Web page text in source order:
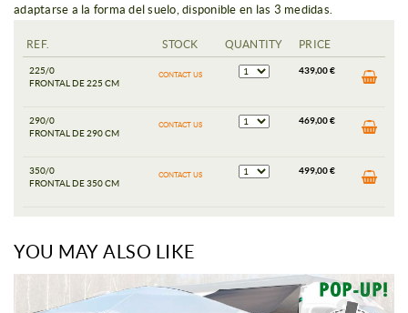
adaptarse a la forma del suelo, disponible en las 3 medidas.
REF. STOCK QUANTITY PRICE
225/0
FRONTAL DE 225 CM
CONTACT US 439,00 €
290/0
FRONTAL DE 290 CM
CONTACT US 469,00 €
350/0
FRONTAL DE 350 CM
CONTACT US 499,00 €
YOU MAY ALSO LIKE